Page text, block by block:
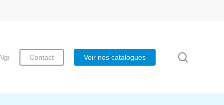
Contact Voir nos catalogues